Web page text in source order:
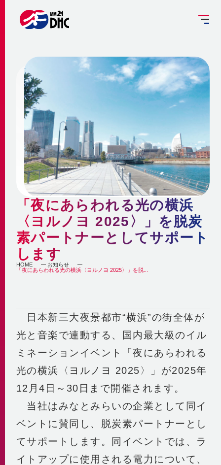
設備管理受託のご案内
お客さま専用ページ
大
INFORMATION
お知らせ
メディア
更新情報
熱供給
ご挨拶
みなとみらい21熱供給のサステナビリティ
脱炭素への取組み
脱炭素関連サービスの提供
最新鋭設備の導入
省エネ・省コストの両立
自社の取組み
BCP
非常時を含めた安定供給
BCP基本計画
教育機関との連携
地域貢献活動
人材育成と多様な働き方
取得認証
事業概要 ～地域冷暖房とは～
地域冷暖房の仕組み
個別冷暖房との相違点
地域冷暖房の特性
街づくりへの貢献
経済性
環境性
みなとみらい21中央地区の地域冷暖房
センタープラント
第2プラント
主要設備
地域導管
会社紹介動画
企業情報
会社概要
事業沿革
企業理念・行動指針
2030ビジョン
建築物省エネ法
省エネ法 定期報告書・中長期計画書
熱供給事業者別排出係数
横浜市環境保全協定
メニューを閉じる
「夜にあらわれる光の横浜
〈ヨルノヨ 2025〉」を脱炭
素パートナーとしてサポート
します
HOME
お知らせ
「夜にあらわれる光の横浜〈ヨルノヨ 2025〉」を脱...
日本新三大夜景都市“横浜”の街全体が
光と音楽で連動する、国内最大級のイル
ミネーションイベント「夜にあらわれる
光の横浜〈ヨルノヨ 2025〉」が2025年
12月4日～30日まで開催されます。
当社はみなとみらいの企業として同イ
ベントに賛同し、脱炭素パートナーとし
てサポートします。同イベントでは、ラ
イトアップに使用される電力について、